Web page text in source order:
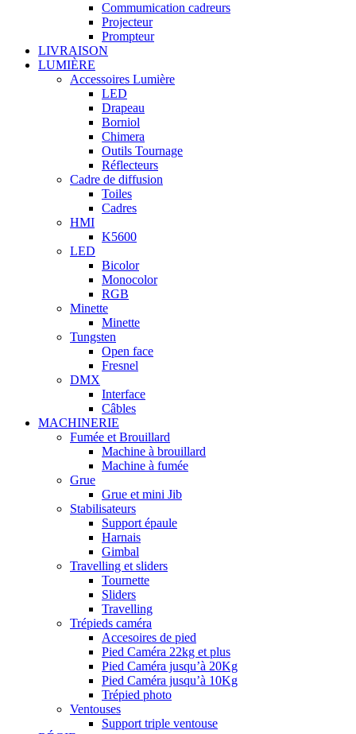
Commumication cadreurs
Projecteur
Prompteur
LIVRAISON
LUMIÈRE
Accessoires Lumière
LED
Drapeau
Borniol
Chimera
Outils Tournage
Réflecteurs
Cadre de diffusion
Toiles
Cadres
HMI
K5600
LED
Bicolor
Monocolor
RGB
Minette
Minette
Tungsten
Open face
Fresnel
DMX
Interface
Câbles
MACHINERIE
Fumée et Brouillard
Machine à brouillard
Machine à fumée
Grue
Grue et mini Jib
Stabilisateurs
Support épaule
Harnais
Gimbal
Travelling et sliders
Tournette
Sliders
Travelling
Trépieds caméra
Accesoires de pied
Pied Caméra 22kg et plus
Pied Caméra jusqu’à 20Kg
Pied Caméra jusqu’à 10Kg
Trépied photo
Ventouses
Support triple ventouse